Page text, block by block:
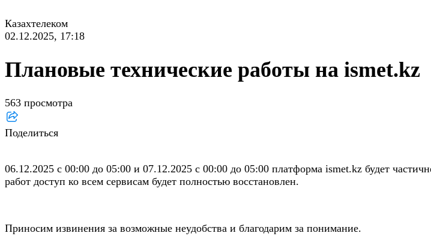
Казахтелеком
02.12.2025, 17:18
Плановые технические работы на ismet.kz
563 просмотра
Поделиться
06.12.2025 с 00:00 до 05:00 и 07.12.2025 с 00:00 до 05:00 платформа ismet.kz будет
работ доступ ко всем сервисам будет полностью восстановлен.
Приносим извинения за возможные неудобства и благодарим за понимание.